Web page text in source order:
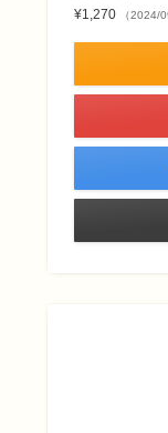
¥1,270
（2024/